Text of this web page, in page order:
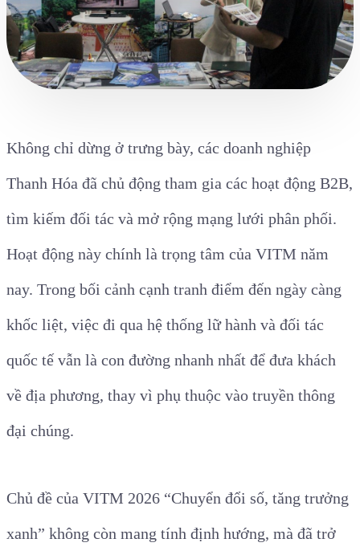
Không chỉ dừng ở trưng bày, các doanh nghiệp
Thanh Hóa đã chủ động tham gia các hoạt động B2B,
tìm kiếm đối tác và mở rộng mạng lưới phân phối.
Hoạt động này chính là trọng tâm của VITM năm
nay. Trong bối cảnh cạnh tranh điểm đến ngày càng
khốc liệt, việc đi qua hệ thống lữ hành và đối tác
quốc tế vẫn là con đường nhanh nhất để đưa khách
về địa phương, thay vì phụ thuộc vào truyền thông
đại chúng.
Chủ đề của VITM 2026 “Chuyển đổi số, tăng trưởng
xanh” không còn mang tính định hướng, mà đã trở